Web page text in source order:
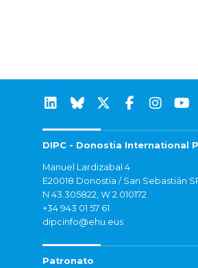
DIPC - Donostia International
Manuel Lardizabal 4
E20018 Donostia / San Sebastián
N 43.305822, W 2.010172
+34 943 01 57 61
dipcinfo@ehu.eus
Patronato